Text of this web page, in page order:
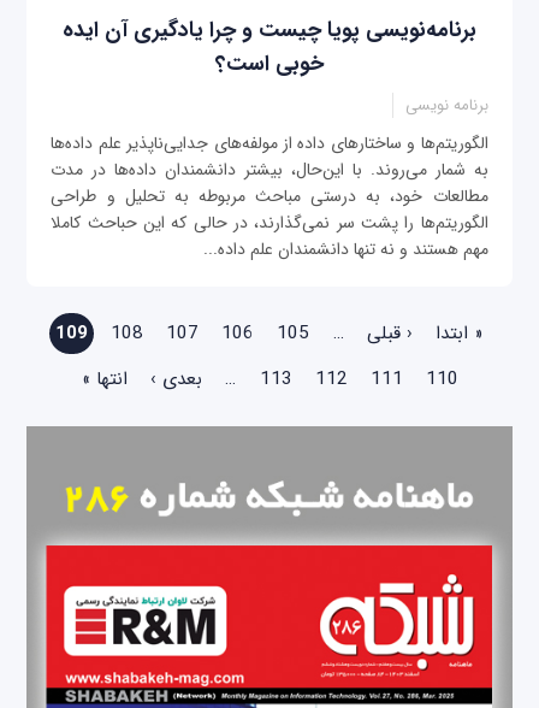
برنامه‌نویسی پویا چیست و چرا یادگیری آن ایده
خوبی است؟
برنامه نویسی
الگوریتم‌ها و ساختارهای داده از مولفه‌های جدایی‌ناپذیر علم داده‌ها
به شمار می‌روند. با این‌حال، بیشتر دانشمندان داده‌ها در مدت
مطالعات خود، به درستی مباحث مربوطه به تحلیل و طراحی
الگوریتم‌ها را پشت سر نمی‌گذارند، در حالی که این حباحث کاملا
مهم هستند و نه تنها دانشمندان علم داده‌...
صفحه‌ها
« ابتدا ‹ قبلی …
105
106
107
108
109
110
111
112
113
… بعدی › انتها »